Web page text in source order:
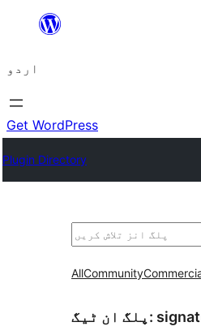
چھوڑیں
پر
جائیں
اردو
Get WordPress
Plugin Directory
تلاش
AllCommunity
پلگ ان ٹیگ: